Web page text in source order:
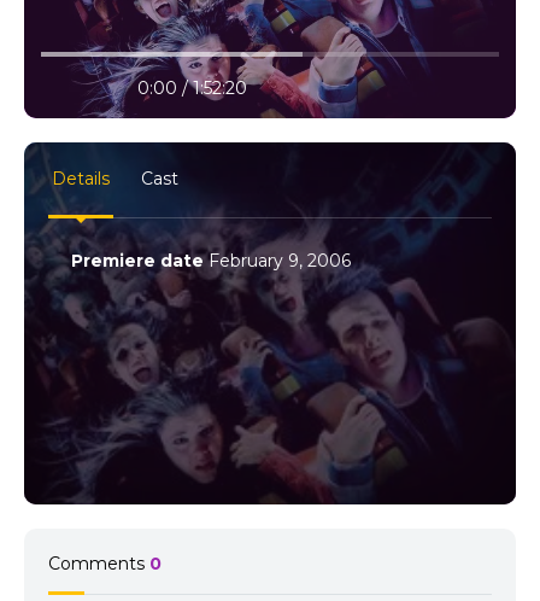
10% progress
play volume0:00 / 1:52:20
Details Cast
Premiere dateFebruary 9, 2006
Comments 0